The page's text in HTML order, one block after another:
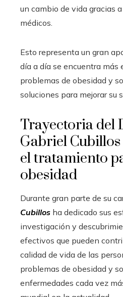
un cambio de vida gracias
médicos.
Esto representa un gran
día a día se encuentra más
problemas de obesidad y
soluciones para mejorar su
Trayectoria del
Gabriel
el tratamiento
obesidad
Durante gran parte de su
Cubillos ha dedicado sus
investigación y
efectivos que pueden
calidad de vida de las
problemas de obesidad y
enfermedades cada vez